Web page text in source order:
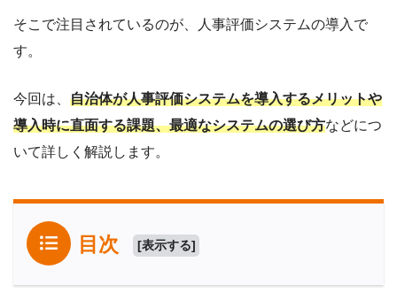
そこで注目されているのが、人事評価システムの導入で
す。
今回は、 自治体が人事評価システムを導入するメリットや
導入時に直面する課題、最適なシステムの選び方などにつ
いて詳しく解説します。
目次 [表示する]